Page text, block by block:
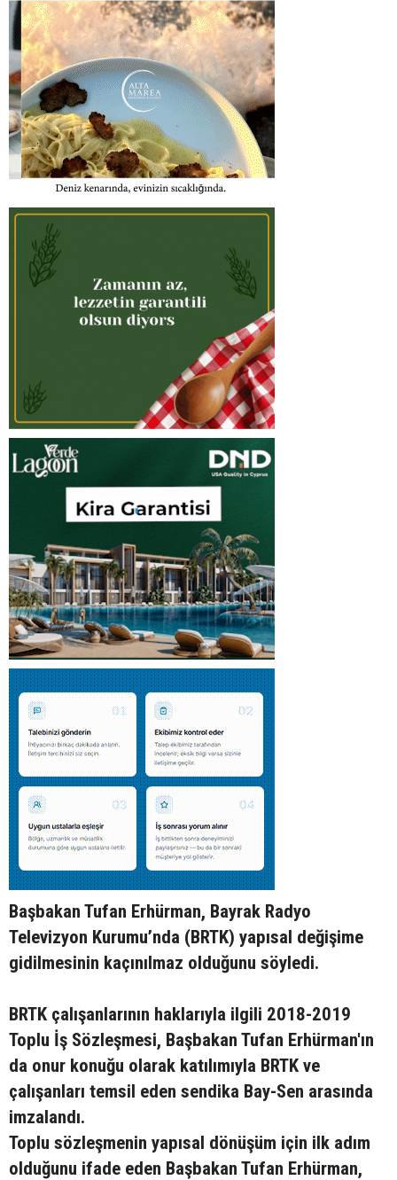
Başbakan Tufan Erhürman, Bayrak Radyo
Televizyon Kurumu’nda (BRTK) yapısal değişime
gidilmesinin kaçınılmaz olduğunu söyledi.
BRTK çalışanlarının haklarıyla ilgili 2018-2019
Toplu İş Sözleşmesi, Başbakan Tufan Erhürman'ın
da onur konuğu olarak katılımıyla BRTK ve
çalışanları temsil eden sendika Bay-Sen arasında
imzalandı.
Toplu sözleşmenin yapısal dönüşüm için ilk adım
olduğunu ifade eden Başbakan Tufan Erhürman,